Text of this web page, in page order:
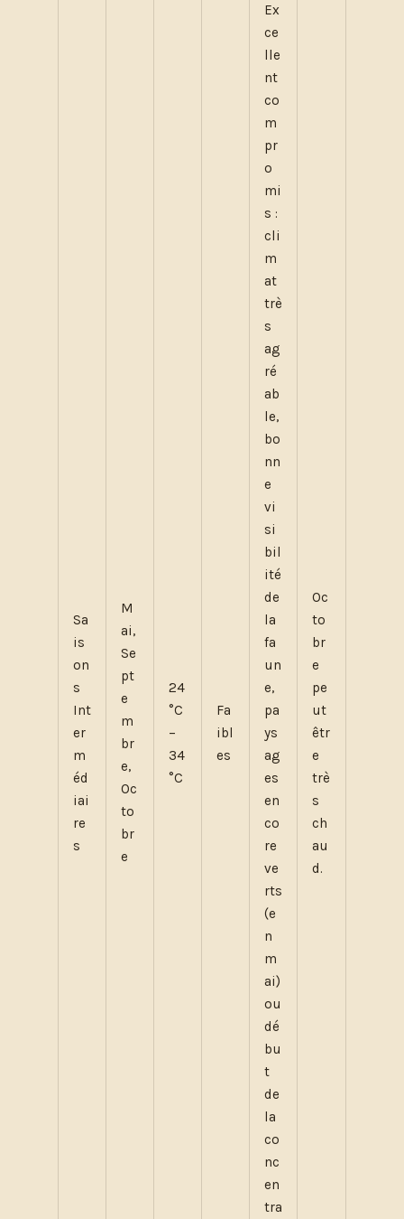
Sa
is
on
s
Int
er
m
éd
iai
re
s
M
ai,
Se
pt
e
m
br
e,
Oc
to
br
e
24
°C
–
34
°C
Fa
ibl
es
Ex
ce
lle
nt
co
m
pr
o
mi
s :
cli
m
at
trè
s
ag
ré
ab
le,
bo
nn
e
vi
si
bil
ité
de
la
fa
un
e,
pa
ys
ag
es
en
co
re
ve
rts
(e
n
m
ai)
ou
dé
bu
t
de
la
co
nc
en
tra
Oc
to
br
e
pe
ut
êtr
e
trè
s
ch
au
d.